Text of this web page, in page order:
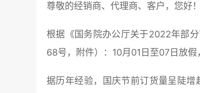
尊敬的经销商、代理商、客户，您好！
根据《国务院办公厅关于2022年部
68号，附件）：10月01日至07日放假
据历年经验，国庆节前订货量呈陡